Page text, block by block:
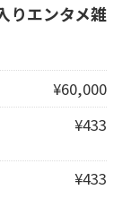
りエンタメ雑
¥60,000
¥433
¥433